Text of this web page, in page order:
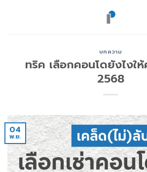
บทความ
ทริค เลือกคอนโดยังไงใ
2568
04
พ.ย.